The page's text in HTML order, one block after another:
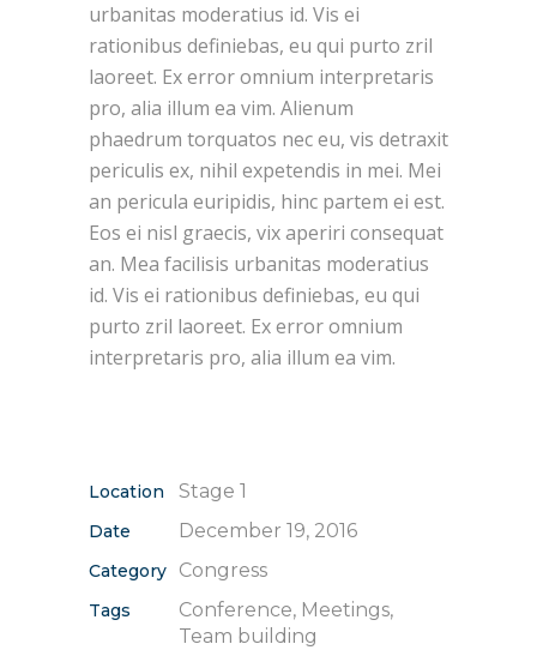
urbanitas moderatius id. Vis ei
rationibus definiebas, eu qui purto zril
laoreet. Ex error omnium interpretaris
pro, alia illum ea vim. Alienum
phaedrum torquatos nec eu, vis detraxit
periculis ex, nihil expetendis in mei. Mei
an pericula euripidis, hinc partem ei est.
Eos ei nisl graecis, vix aperiri consequat
an. Mea facilisis urbanitas moderatius
id. Vis ei rationibus definiebas, eu qui
purto zril laoreet. Ex error omnium
interpretaris pro, alia illum ea vim.
Location Stage 1
Date December 19, 2016
Category Congress
Tags
Conference, Meetings,
Team building